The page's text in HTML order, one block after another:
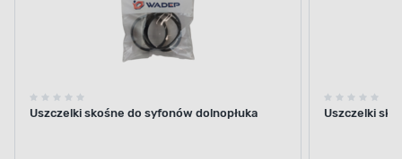
Uszczelki skośne do syfonów dolnopłuka Uszczelki